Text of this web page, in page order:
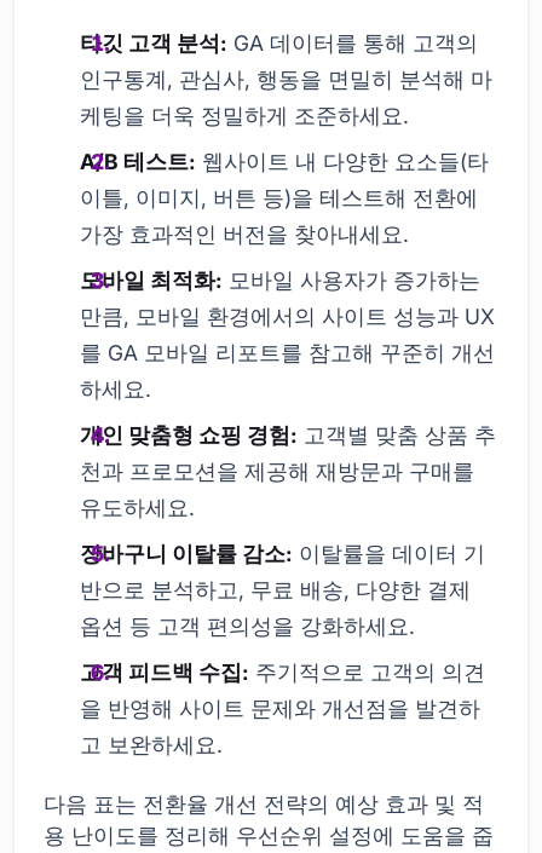
타깃 고객 분석: GA 데이터를 통해 고객의
인구통계, 관심사, 행동을 면밀히 분석해 마
케팅을 더욱 정밀하게 조준하세요.
A/B 테스트: 웹사이트 내 다양한 요소들(타
이틀, 이미지, 버튼 등)을 테스트해 전환에
가장 효과적인 버전을 찾아내세요.
모바일 최적화: 모바일 사용자가 증가하는
만큼, 모바일 환경에서의 사이트 성능과 UX
를 GA 모바일 리포트를 참고해 꾸준히 개선
하세요.
개인 맞춤형 쇼핑 경험: 고객별 맞춤 상품 추
천과 프로모션을 제공해 재방문과 구매를
유도하세요.
장바구니 이탈률 감소: 이탈률을 데이터 기
반으로 분석하고, 무료 배송, 다양한 결제
옵션 등 고객 편의성을 강화하세요.
고객 피드백 수집: 주기적으로 고객의 의견
을 반영해 사이트 문제와 개선점을 발견하
고 보완하세요.
다음 표는 전환율 개선 전략의 예상 효과 및 적
용 난이도를 정리해 우선순위 설정에 도움을 줍